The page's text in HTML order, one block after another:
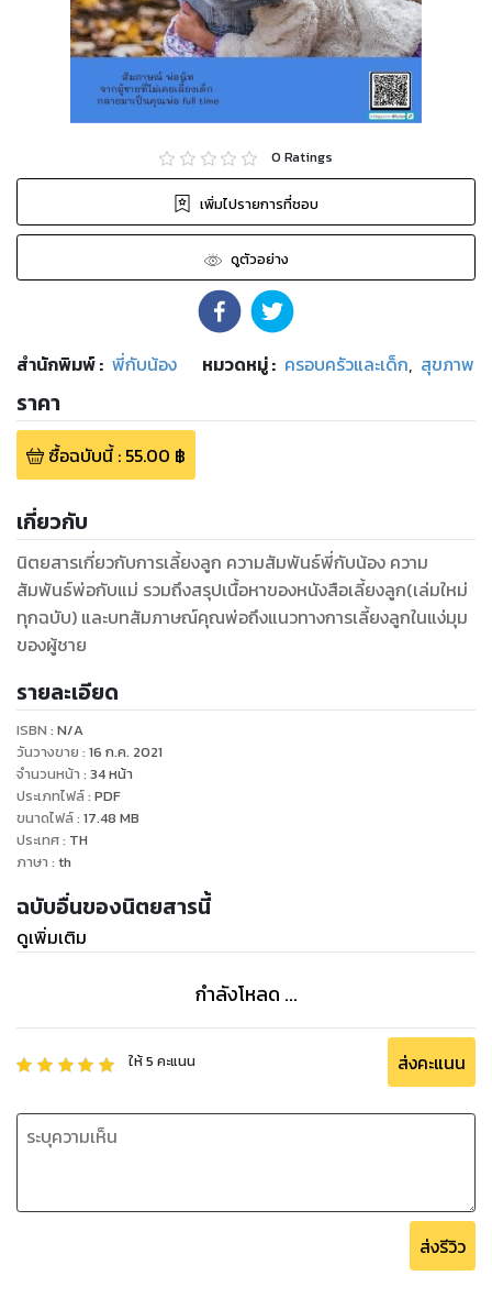
0 Ratings
เพิ่มไปรายการที่ชอบ
ดูตัวอย่าง
สำนักพิมพ์: พี่กับน้อง หมวดหมู่: ครอบครัวและเด็ก, สุขภาพ
ราคา
ซื้อฉบับนี้: 55.00 ฿
เกี่ยวกับ
นิตยสารเกี่ยวกับการเลี้ยงลูก ความสัมพันธ์พี่กับน้อง ความ
สัมพันธ์พ่อกับแม่ รวมถึงสรุปเนื้อหาของหนังสือเลี้ยงลูก(เล่มใหม่
ทุกฉบับ) และบทสัมภาษณ์คุณพ่อถึงแนวทางการเลี้ยงลูกในแง่มุม
ของผู้ชาย
รายละเอียด
ISBN : N/A
วันวางขาย : 16 ก.ค. 2021
จำนวนหน้า : 34หน้า
ประเภทไฟล์: PDF
ขนาดไฟล์: 17.48 MB
ประเทศ: TH
ภาษา : th
ฉบับอื่นของนิตยสารนี้
ดูเพิ่มเติม
กำลังโหลด ...
ให้5 คะแนน ส่งคะแนน
ส่งรีวิว